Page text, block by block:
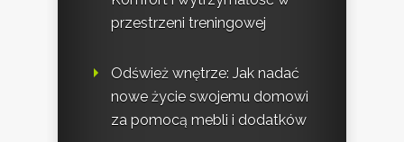
przestrzeni treningowej
Odśwież wnętrze: Jak nadać
nowe życie swojemu domowi
za pomocą mebli i dodatków